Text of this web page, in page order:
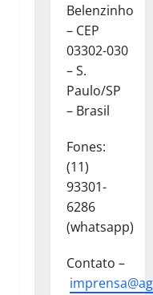
Belenzinho
– CEP
03302-030
– S.
Paulo/SP
– Brasil
Fones:
(11)
93301-
6286
(whatsapp)
Contato –